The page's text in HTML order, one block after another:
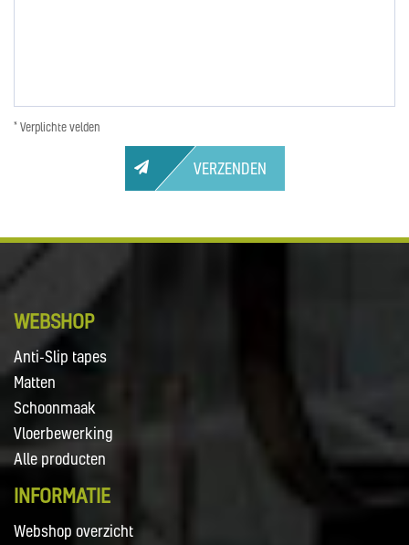
* Verplichte velden
VERZENDEN
WEBSHOP
Anti-Slip tapes
Matten
Schoonmaak
Vloerbewerking
Alle producten
INFORMATIE
Webshop overzicht